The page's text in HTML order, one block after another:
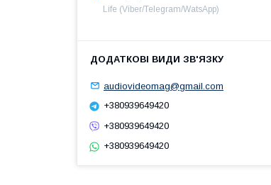
Life (Viber/Telegram/WatsApp)
audiovideomag@gmail.com
+380939649420
+380939649420
+380939649420